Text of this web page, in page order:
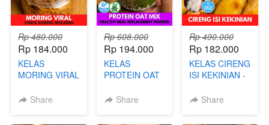
Rp 480.000
Rp 184.000
KELAS
MORING VIRAL
KERING
Share
Rp 608.000
Rp 194.000
KELAS
PROTEIN OAT
MEALShare
Rp 490.000
Rp 182.000
KELAS CIRENG
ISI KEKINIAN -
Share